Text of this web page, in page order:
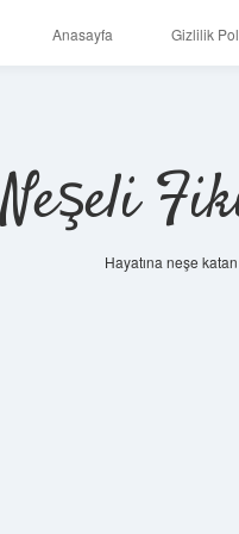
Anasayfa Gizlilik
Neşeli
Hayatına neşe